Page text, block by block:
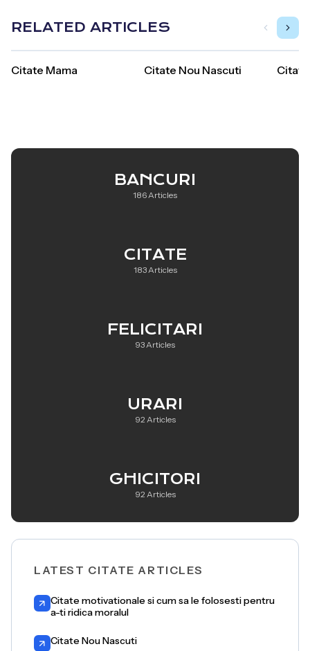
RELATED ARTICLES
Citate Mama Citate Nou Nascuti
BANCURI
186 Articles
CITATE
183 Articles
FELICITARI
93 Articles
URARI
92 Articles
GHICITORI
92 Articles
LATEST CITATE ARTICLES
Citate motivationale si cum sa le folosesti pentru
a-ti ridica moralul
Citate Nou Nascuti